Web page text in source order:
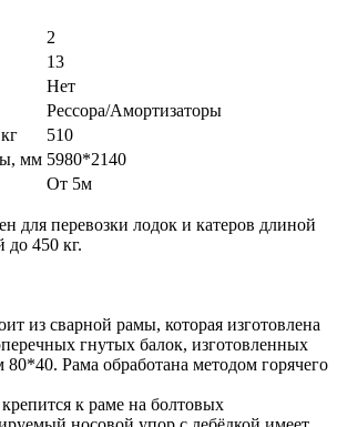
2
13
Нет
Рессора/Амортизаторы
510
мм 5980*2140
От 5м
для перевозки лодок и катеров длиной
до 450 кг.
из сварной рамы, которая изготовлена
гнутых балок, изготовленных
80*40. Рама обработана методом горячего
к раме на болтовых